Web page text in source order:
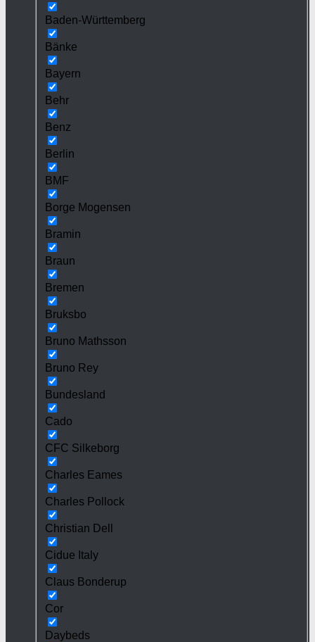
Baden-Württemberg
Bänke
Bayern
Behr
Benz
Berlin
BMF
Borge Mogensen
Bramin
Braun
Bremen
Bruksbo
Bruno Mathsson
Bruno Rey
Bundesland
Cado
CFC Silkeborg
Charles Eames
Charles Pollock
Christian Dell
Cidue Italy
Claus Bonderup
Cor
Daybeds